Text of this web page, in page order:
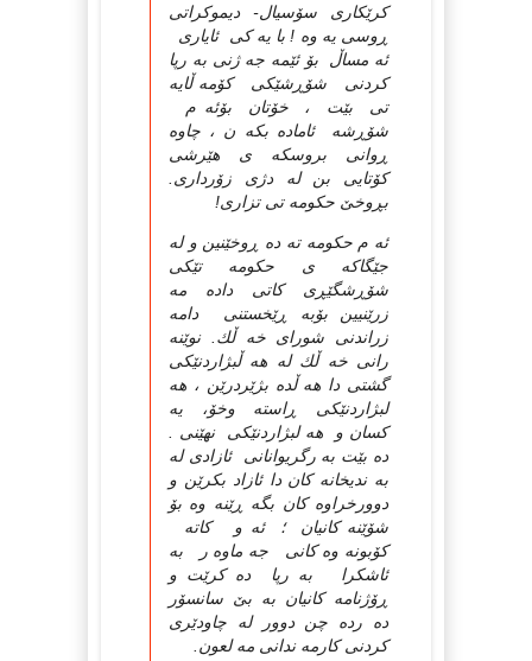
كرێكاری سۆسیال- دیموكراتی
ڕوسی یه وه ! با یه كی ئایاری
ئه مساڵ بۆ ئێمه جه ژنی به رپا
كردنی شۆڕشێكی كۆمه ڵایه
تی بێت ، خۆتان بۆئه م
شۆڕشه ئاماده بكه ن ، چاوه
ڕوانی بروسكه ی هێرشی
كۆتایی بن له دژی زۆرداری.
بڕوخێ حكومه تی تزاری!
ئه م حكومه ته ده ڕوخێنین و له
جێگاكه ی حكومه تێكی
شۆڕشگێڕی كاتی داده مه
زرێنیین بۆبه ڕێخستنی دامه
زراندنی شورای خه ڵك. نوێنه
رانی خه ڵك له هه ڵبژاردنێكی
گشتی دا هه ڵده بژێردرێن ، هه
لبژاردنێكی ڕاسته وخۆ، یه
كسان و هه لبژاردنێكی نهێنی .
ده بێت به رگریوانانی ئازادی له
به ندیخانه كان دا ئازاد بكرێن و
دوورخراوه كان بگه ڕێنه وه بۆ
شۆێنه كانیان ؛ ئه و كاته
كۆبونه وه كانی جه ماوه ر به
ئاشكرا به رپا ده كرێت و
ڕۆژنامه كانیان به بێ سانسۆر
ده رده چن دوور له چاودێری
كردنی كارمه ندانی مه لعون.